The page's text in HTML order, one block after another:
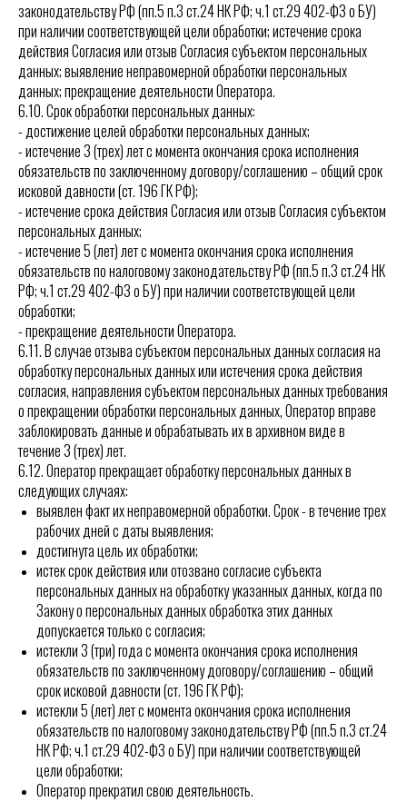
законодательству РФ (пп.5 п.3 ст.24 НК РФ; ч.1 ст.29 402-ФЗ о БУ)
при наличии соответствующей цели обработки; истечение срока
действия Согласия или отзыв Согласия субъектом персональных
данных; выявление неправомерной обработки персональных
данных; прекращение деятельности Оператора.
6.10. Срок обработки персональных данных:
- достижение целей обработки персональных данных;
- истечение 3 (трех) лет с момента окончания срока исполнения
обязательств по заключенному договору/соглашению – общий срок
исковой давности (ст. 196 ГК РФ);
- истечение срока действия Согласия или отзыв Согласия субъектом
персональных данных;
- истечение 5 (лет) лет с момента окончания срока исполнения
обязательств по налоговому законодательству РФ (пп.5 п.3 ст.24 НК
РФ; ч.1 ст.29 402-ФЗ о БУ) при наличии соответствующей цели
обработки;
- прекращение деятельности Оператора.
6.11. В случае отзыва субъектом персональных данных согласия на
обработку персональных данных или истечения срока действия
согласия, направления субъектом персональных данных требования
о прекращении обработки персональных данных, Оператор вправе
заблокировать данные и обрабатывать их в архивном виде в
течение 3 (трех) лет.
6.12. Оператор прекращает обработку персональных данных в
следующих случаях:
выявлен факт их неправомерной обработки. Срок - в течение трех
рабочих дней с даты выявления;
достигнута цель их обработки;
истек срок действия или отозвано согласие субъекта
персональных данных на обработку указанных данных, когда по
Закону о персональных данных обработка этих данных
допускается только с согласия;
истекли 3 (три) года с момента окончания срока исполнения
обязательств по заключенному договору/соглашению – общий
срок исковой давности (ст. 196 ГК РФ);
истекли 5 (лет) лет с момента окончания срока исполнения
обязательств по налоговому законодательству РФ (пп.5 п.3 ст.24
НК РФ; ч.1 ст.29 402-ФЗ о БУ) при наличии соответствующей
цели обработки;
Оператор прекратил свою деятельность.